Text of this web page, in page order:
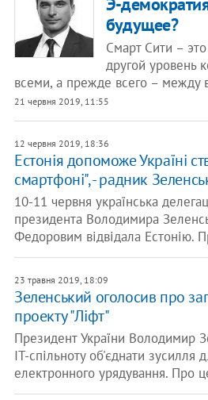
будущее?
Смарт Сити –
другой уровень
всеми, а прежде всего – между
21 червня 2019, 11:55
12 червня 2019, 18:36
Естонія допоможе Україні
смартфоні", - радник
10-11 червня українська
президента Володимира
Федоровим відвідала Естонію.
23 травня 2019, 18:09
Зеленський оголосив про
проекту "Ліфт"
Президент України Володимир
IT-спільноту об'єднати зусилля
електронного урядування. Про